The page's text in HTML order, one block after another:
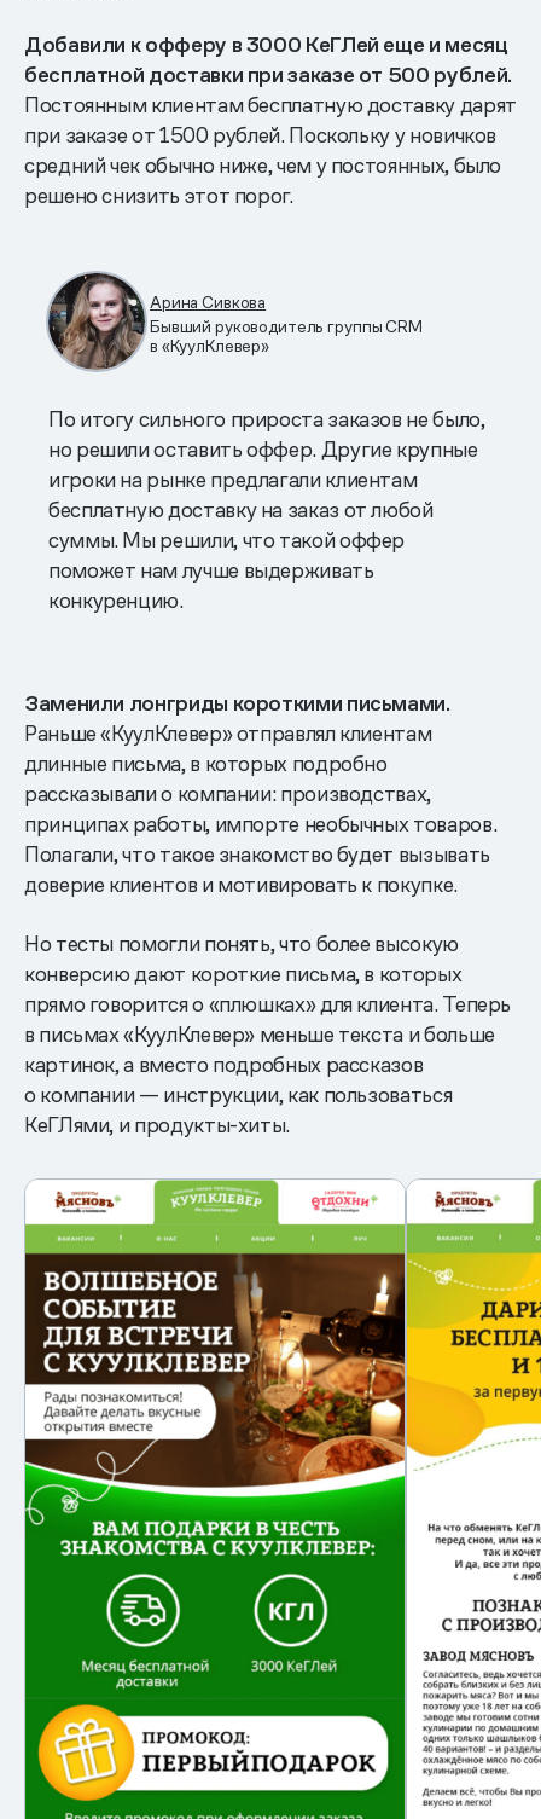
Добавили к офферу в 3000 КеГЛей еще и месяц
бесплатной доставки при заказе от 500 рублей.
Постоянным клиентам бесплатную доставку дарят
при заказе от 1500 рублей. Поскольку у новичков
средний чек обычно ниже, чем у постоянных, было
решено снизить этот порог.
Арина Сивкова
Бывший руководитель группы CRM
в «КуулКлевер»
По итогу сильного прироста заказов не было,
но решили оставить оффер. Другие крупные
игроки на рынке предлагали клиентам
бесплатную доставку на заказ от любой
суммы. Мы решили, что такой оффер
поможет нам лучше выдерживать
конкуренцию.
Заменили лонгриды короткими письмами.
Раньше «КуулКлевер» отправлял клиентам
длинные письма, в которых подробно
рассказывали о компании: производствах,
принципах работы, импорте необычных товаров.
Полагали, что такое знакомство будет вызывать
доверие клиентов и мотивировать к покупке.
Но тесты помогли понять, что более высокую
конверсию дают короткие письма, в которых
прямо говорится о «плюшках» для клиента. Теперь
в письмах «КуулКлевер» меньше текста и больше
картинок, а вместо подробных рассказов
о компании — инструкции, как пользоваться
КеГЛями, и продукты-хиты.